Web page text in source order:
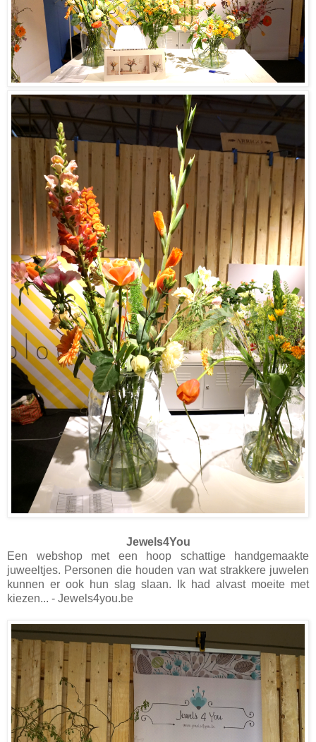
Jewels4You
Een webshop met een hoop schattige handgemaakte
juweeltjes. Personen die houden van wat strakkere juwelen
kunnen er ook hun slag slaan. Ik had alvast moeite met
kiezen... - Jewels4you.be